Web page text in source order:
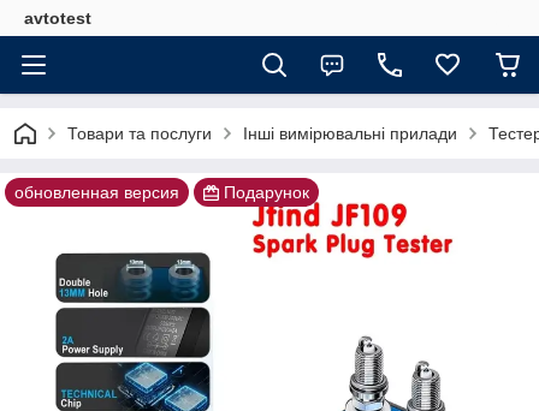
avtotest
Товари та послуги Інші вимірювальні прилади
обновленная версия Подарунок